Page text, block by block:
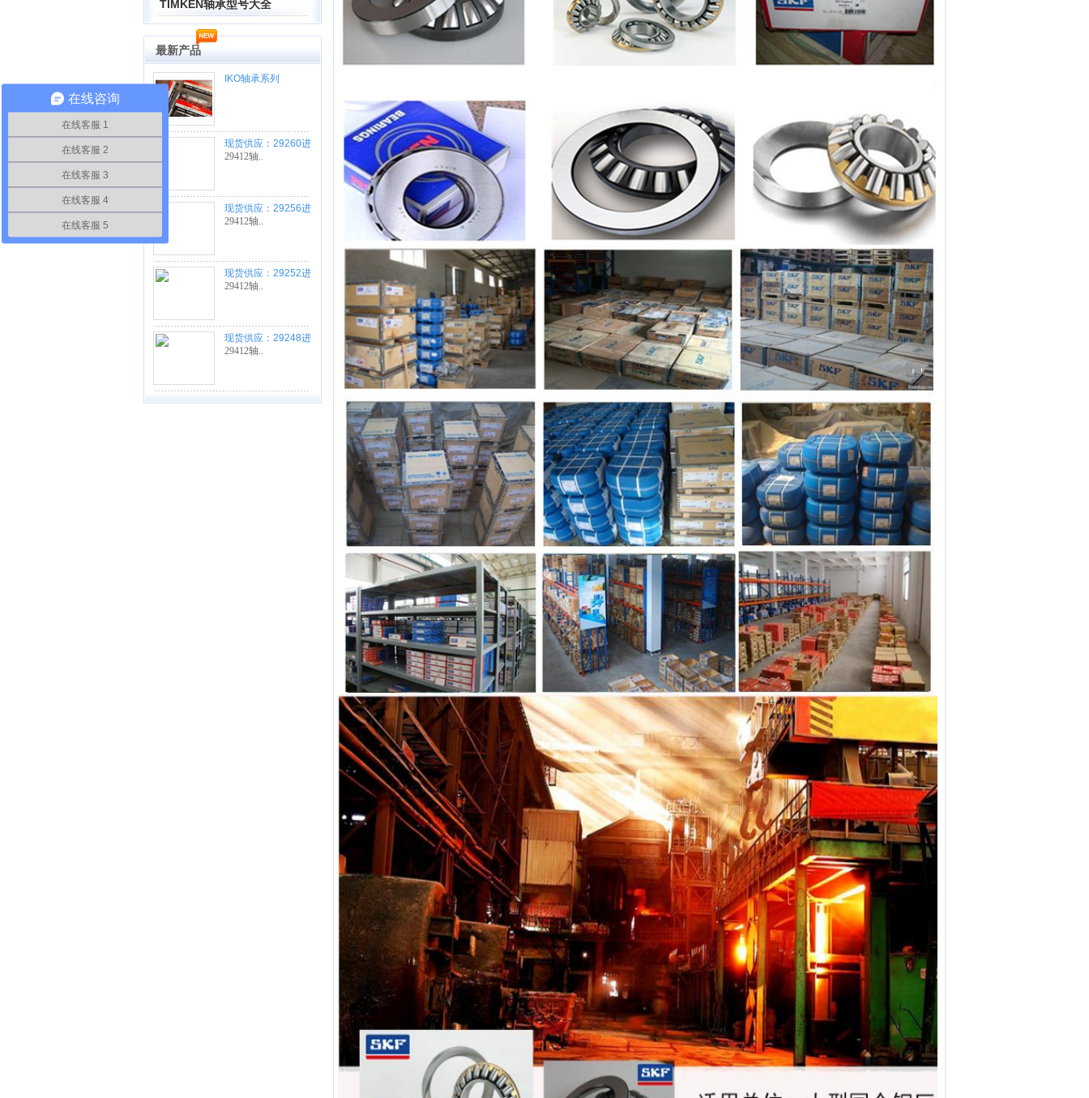
TIMKEN轴承型号大全
最新产品
IKO轴承系列
现货供应：29260进
口轴承
29412轴..
现货供应：29256进
口轴承
29412轴..
现货供应：29252进
口轴承
29412轴..
现货供应：29248进
口轴承
29412轴..
在线咨询
在线客服 1
在线客服 2
在线客服 3
在线客服 4
在线客服 5